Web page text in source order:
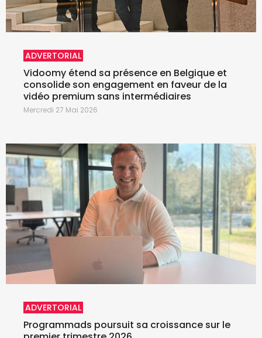
ADVERTORIAL
Vidoomy étend sa présence en Belgique et
consolide son engagement en faveur de la
vidéo premium sans intermédiaires
Mercredi 27 Mai 2026
ADVERTORIAL
Programmads poursuit sa croissance sur le